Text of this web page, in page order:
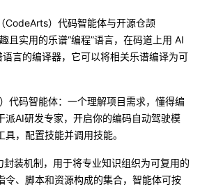
CodeArts）代码智能体与开源仓颉
且实用的乐谱“编程”语言，在码道上用 AI
言的编译器，它可以将相关乐谱编译为可
代码智能体：一个理解项目需求，懂得编
派AI研发专家，开启你的编码自动驾驶模
，配置技能并调用技能。
装机制，用于将专业知识组织为可复用的
令、脚本和资源构成的集合，智能体可按